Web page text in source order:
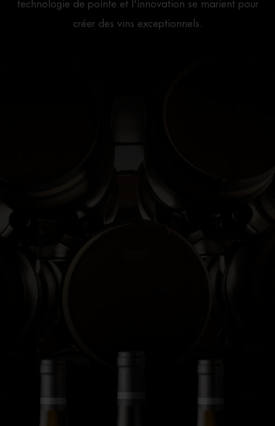
technologie de pointe et l'innovation se marient pour
créer des vins exceptionnels.